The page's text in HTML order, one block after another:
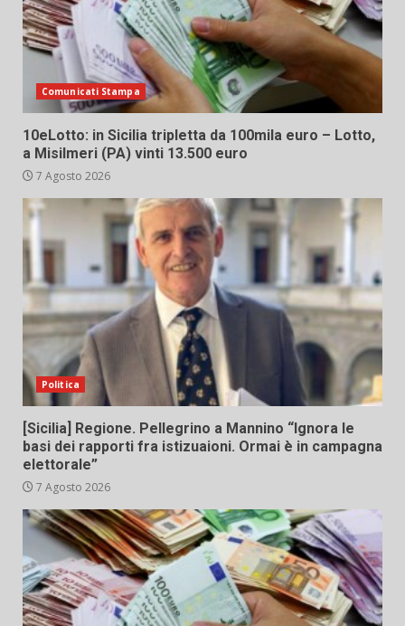
Comunicati Stampa
10eLotto: in Sicilia tripletta da 100mila euro – Lotto,
a Misilmeri (PA) vinti 13.500 euro
7 Agosto 2026
Politica
[Sicilia] Regione. Pellegrino a Mannino “Ignora le
basi dei rapporti fra istizuaioni. Ormai è in campagna
elettorale”
7 Agosto 2026